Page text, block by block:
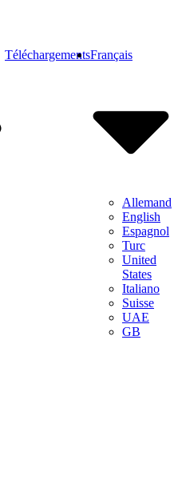
TéléchargementsFrançais
Allemand
English
Espagnol
Turc
United
States
Italiano
Suisse
UAE
GB